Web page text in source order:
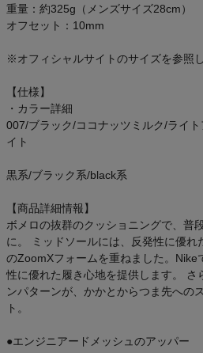
ご利用ガイド
クーポン一覧
商品レビュー
プロテイン・サプリメントまとめ買い
アウトレットセール
スタッフコーディネート
スタッフブログ
重量：約325g（メンズサイズ28cm）
オフセット：10mm
※オフィシャルサイトのサイズを参照し
【仕様】
・カラー詳細
007/ブラック/ココナッツミルク/ライ
イト
黒系/ブラック系/black系
【商品詳細情報】
ボメロの抜群のクッショニングで、普
に。 ミッドソールには、反発性に優
のZoomXフォームを重ねました。Nike
性に優れた履き心地を提供します。 さ
ンパターンが、かかとからつま先への
ト。
●エンジニアードメッシュのアッパー